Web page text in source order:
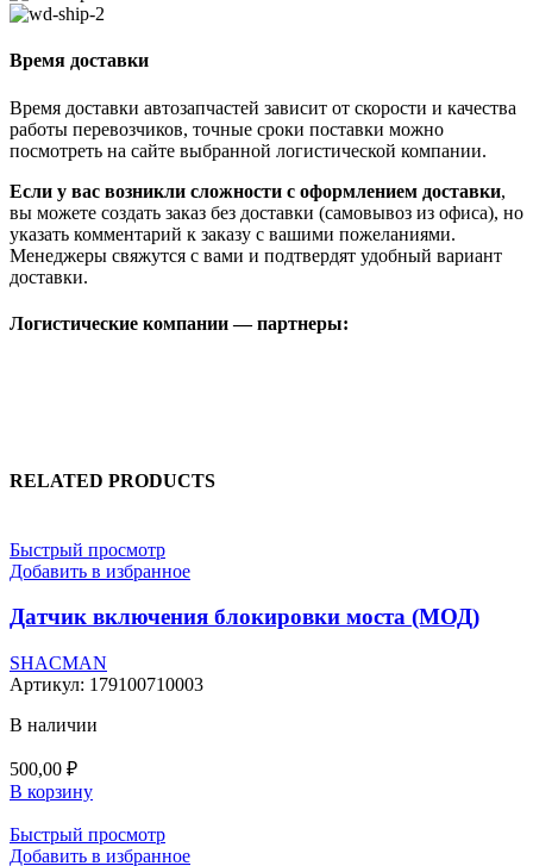
Время доставки
Время доставки автозапчастей зависит от скорости и качества
работы перевозчиков, точные сроки поставки можно
посмотреть на сайте выбранной логистической компании.
Если у вас возникли сложности с оформлением доставки,
вы можете создать заказ без доставки (самовывоз из офиса), но
указать комментарий к заказу с вашими пожеланиями.
Менеджеры свяжутся с вами и подтвердят удобный вариант
доставки.
Логистические компании — партнеры:
RELATED PRODUCTS
Быстрый просмотр
Добавить в избранное
Датчик включения блокировки моста (МОД)
SHACMAN
Артикул: 179100710003
В наличии
500,00 ₽
В корзину
Быстрый просмотр
Добавить в избранное